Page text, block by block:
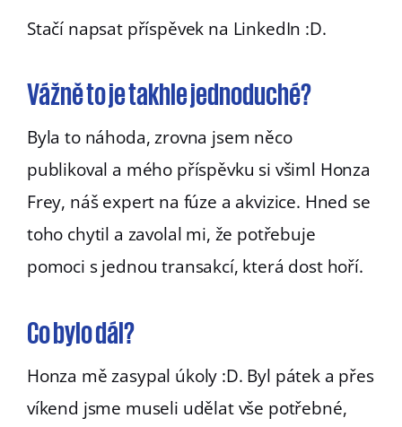
Stačí napsat příspěvek na LinkedIn :D.
Vážně to je takhle jednoduché?
Byla to náhoda, zrovna jsem něco
publikoval a mého příspěvku si všiml Honza
Frey, náš expert na fúze a akvizice. Hned se
toho chytil a zavolal mi, že potřebuje
pomoci s jednou transakcí, která dost hoří.
Co bylo dál?
Honza mě zasypal úkoly :D. Byl pátek a přes
víkend jsme museli udělat vše potřebné,